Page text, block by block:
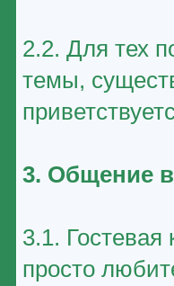
2.2. Для тех
темы,
3. Общение в
3.1.
просто